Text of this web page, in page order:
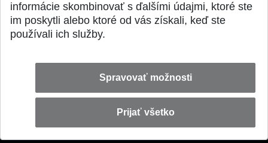
© 2026 Slovenská technická univerzita
informácie skombinovať s ďalšími údajmi, ktoré ste
im poskytli alebo ktoré od vás získali, keď ste
používali ich služby.
Spravovať možnosti
Prijať všetko